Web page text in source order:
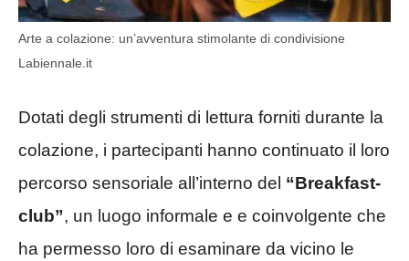
Arte a colazione: un’avventura stimolante di condivisione
Labiennale.it
Dotati degli strumenti di lettura forniti durante la
colazione, i partecipanti hanno continuato il loro
percorso sensoriale all’interno del “Breakfast-
club”, un luogo informale e e coinvolgente che
ha permesso loro di esaminare da vicino le